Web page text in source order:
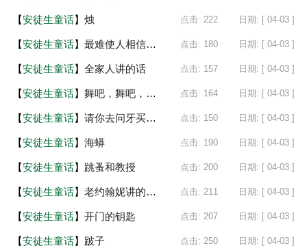
【安徒生童话】 日期: [ 04-03 ]
点击: 222
烛
【安徒生童话】 日期: [ 04-03 ]
点击: 180
最难使人相信的事情
【安徒生童话】 日期: [ 04-03 ]
点击: 157
全家人讲的话
【安徒生童话】 日期: [ 04-03 ]
点击: 164
舞吧，舞吧，我的玩偶
【安徒生童话】 日期: [ 04-03 ]
点击: 150
请你去问牙买加的女人
【安徒生童话】 日期: [ 04-03 ]
点击: 190
海蟒
【安徒生童话】 日期: [ 04-03 ]
点击: 200
跳蚤和教授
【安徒生童话】 日期: [ 04-03 ]
点击: 211
老约翰妮讲的故事
【安徒生童话】 日期: [ 04-03 ]
点击: 207
开门的钥匙
【安徒生童话】 日期: [ 04-03 ]
点击: 250
跛子